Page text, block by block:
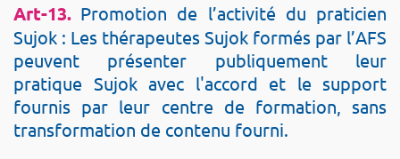
Art-13. Promotion de l’activité du praticien
Sujok : Les thérapeutes Sujok formés par l’AFS
peuvent présenter publiquement leur
pratique Sujok avec l'accord et le support
fournis par leur centre de formation, sans
transformation de contenu fourni.